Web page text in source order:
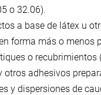
o 32.06).
a base de látex u
forma más o menos
o recubrimientos
otros adhesivos
y dispersiones de